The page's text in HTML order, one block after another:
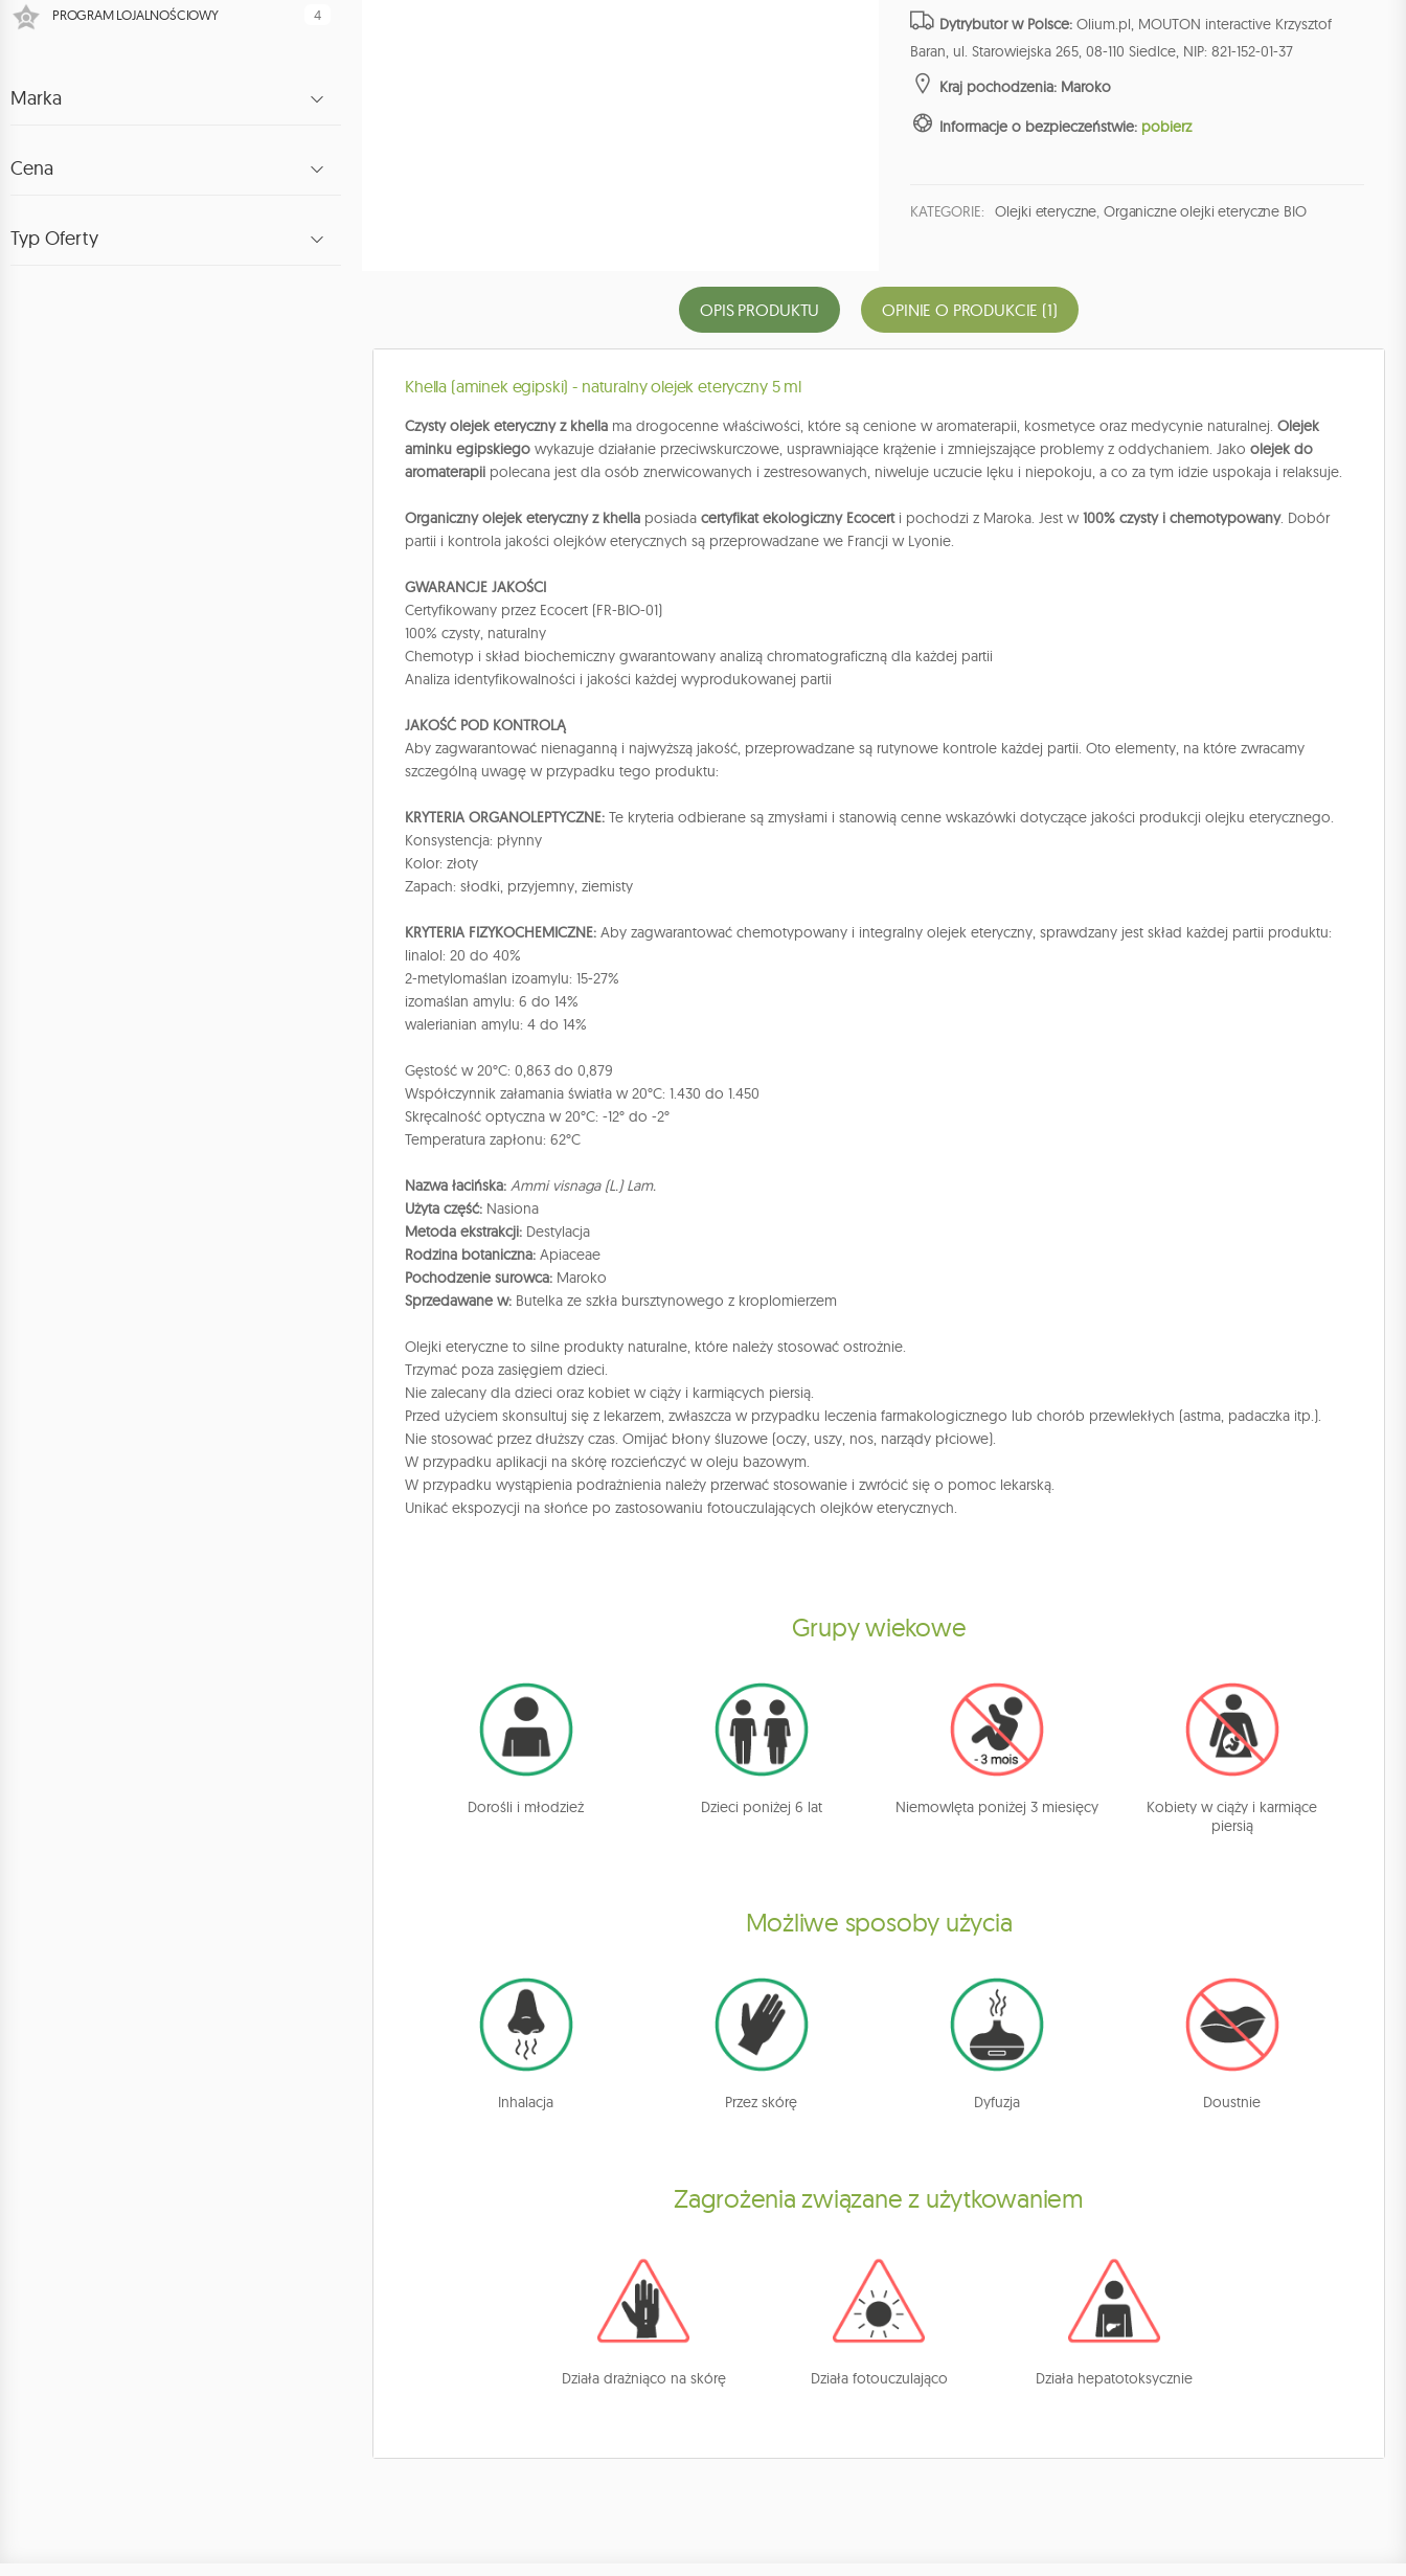
PROGRAM LOJALNOŚCIOWY 4
Marka
Cena
Typ Oferty
Dytrybutor w Polsce: Olium.pl, MOUTON interactive Krzysztof
Baran, ul. Starowiejska 265, 08-110 Siedlce, NIP: 821-152-01-37
Kraj pochodzenia: Maroko
Informacje o bezpieczeństwie: pobierz
KATEGORIE: Olejki eteryczne, Organiczne olejki eteryczne BIO
OPIS PRODUKTU OPINIE O PRODUKCIE (1)
Khella (aminek egipski) - naturalny olejek eteryczny 5 ml
Czysty olejek eteryczny z khella ma drogocenne właściwości, które są cenione w aromaterapii, kosmetyce oraz medycynie naturalnej. Olejek
aminku egipskiego wykazuje działanie przeciwskurczowe, usprawniające krążenie i zmniejszające problemy z oddychaniem. Jako olejek do
aromaterapii polecana jest dla osób znerwicowanych i zestresowanych, niweluje uczucie lęku i niepokoju, a co za tym idzie uspokaja i relaksuje.
Organiczny olejek eteryczny z khella posiada certyfikat ekologiczny Ecocert i pochodzi z Maroka. Jest w100% czysty i chemotypowany. Dobór
partii i kontrola jakości olejków eterycznych są przeprowadzane we Francji w Lyonie.
GWARANCJE JAKOŚCI
Certyfikowany przez Ecocert (FR-BIO-01)
100% czysty, naturalny
Chemotyp i skład biochemiczny gwarantowany analizą chromatograficzną dla każdej partii
Analiza identyfikowalności i jakości każdej wyprodukowanej partii
JAKOŚĆ POD KONTROLĄ
Aby zagwarantować nienaganną i najwyższą jakość, przeprowadzane są rutynowe kontrole każdej partii. Oto elementy, na które zwracamy
szczególną uwagę w przypadku tego produktu:
KRYTERIA ORGANOLEPTYCZNE: Te kryteria odbierane są zmysłami i stanowią cenne wskazówki dotyczące jakości produkcji olejku eterycznego.
Konsystencja: płynny
Kolor: złoty
Zapach: słodki, przyjemny, ziemisty
KRYTERIA FIZYKOCHEMICZNE: Aby zagwarantować chemotypowany i integralny olejek eteryczny, sprawdzany jest skład każdej partii produktu:
linalol: 20 do 40%
2-metylomaślan izoamylu: 15-27%
izomaślan amylu: 6 do 14%
walerianian amylu: 4 do 14%
Gęstość w 20°C: 0,863 do 0,879
Współczynnik załamania światła w 20°C: 1.430 do 1.450
Skręcalność optyczna w 20°C: -12° do -2°
Temperatura zapłonu: 62°C
Nazwa łacińska: Ammi visnaga (L.) Lam.
Użyta część: Nasiona
Metoda ekstrakcji: Destylacja
Rodzina botaniczna: Apiaceae
Pochodzenie surowca: Maroko
Sprzedawane w: Butelka ze szkła bursztynowego z kroplomierzem
Olejki eteryczne to silne produkty naturalne, które należy stosować ostrożnie.
Trzymać poza zasięgiem dzieci.
Nie zalecany dla dzieci oraz kobiet w ciąży i karmiących piersią.
Przed użyciem skonsultuj się z lekarzem, zwłaszcza w przypadku leczenia farmakologicznego lub chorób przewlekłych (astma, padaczka itp.).
Nie stosować przez dłuższy czas. Omijać błony śluzowe (oczy, uszy, nos, narządy płciowe).
W przypadku aplikacji na skórę rozcieńczyć w oleju bazowym.
W przypadku wystąpienia podrażnienia należy przerwać stosowanie i zwrócić się o pomoc lekarską.
Unikać ekspozycji na słońce po zastosowaniu fotouczulających olejków eterycznych.
Grupy wiekowe
Dorośli i młodzież Dzieci poniżej 6 lat Niemowlęta poniżej 3 miesięcy
Kobiety w ciąży i karmiące
piersią
Możliwe sposoby użycia
Inhalacja Przez skórę Dyfuzja Doustnie
Zagrożenia związane z użytkowaniem
Działa drażniąco na skórę Działa fotouczulająco Działa hepatotoksycznie